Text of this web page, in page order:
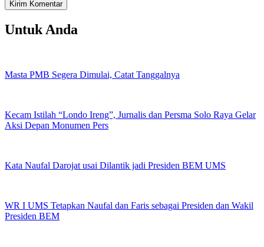
Untuk Anda
Masta PMB Segera Dimulai, Catat Tanggalnya
Kecam Istilah “Londo Ireng”, Jurnalis dan Persma Solo Raya Gelar
Aksi Depan Monumen Pers
Kata Naufal Darojat usai Dilantik jadi Presiden BEM UMS
WR I UMS Tetapkan Naufal dan Faris sebagai Presiden dan Wakil
Presiden BEM